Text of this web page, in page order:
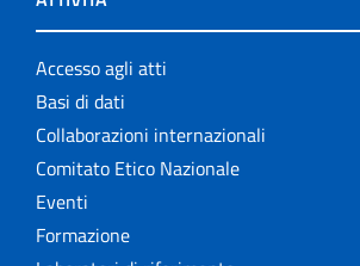
Accesso agli atti
Basi di dati
Collaborazioni internazionali
Comitato Etico Nazionale
Eventi
Formazione